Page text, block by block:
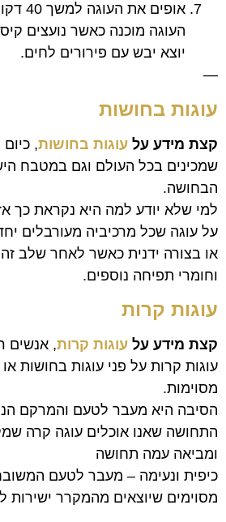
אופים את העוגה למשך 40 דקות עד השחמה.
העוגה מוכנה כאשר נועצים
יוצא יבש עם פירורים לחים.
—
עוגות בחושות
קצת מידע על עוגות בחושות,
שמכינים בכל העולם וגם במטבח
הבחושה.
למי שלא יודע למה היא נקראת כך
על עוגה שכל מרכיביה מעורבלים
או בצורה ידנית כאשר לאחר שלב
וחומרי תפיחה נוספים.
עוגות קרות
קצת מידע על עוגות קרות, אנשים
עוגות קרות על פני עוגות בחושות
מסוימות.
הסיבה היא מעבר לטעם והמרקם
התחושה שאנו אוכלים עוגה קרה
ומביאה עמה תחושה
כיפית ונעימה – מעבר לטעם
מסוימים שיוצאים מהמקרר ישירות